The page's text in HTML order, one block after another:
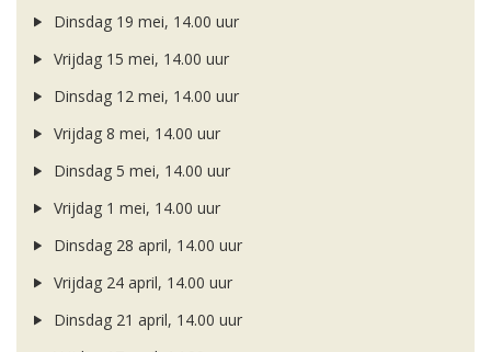
Dinsdag 19 mei, 14.00 uur
Vrijdag 15 mei, 14.00 uur
Dinsdag 12 mei, 14.00 uur
Vrijdag 8 mei, 14.00 uur
Dinsdag 5 mei, 14.00 uur
Vrijdag 1 mei, 14.00 uur
Dinsdag 28 april, 14.00 uur
Vrijdag 24 april, 14.00 uur
Dinsdag 21 april, 14.00 uur